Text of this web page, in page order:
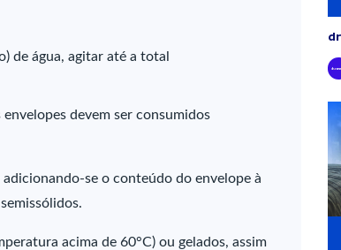
de água, agitar até a total
devem ser consumidos
se o conteúdo do envelope à
acima de 60°C) ou gelados, assim